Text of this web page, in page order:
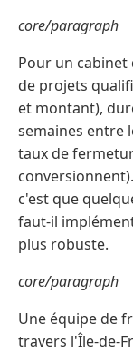
core/paragraph
Pour un cabinet
de projets
et montant),
semaines entre
taux de
c'est que
faut-il
plus robuste.
core/paragraph
Une équipe de
travers l'Île-de-